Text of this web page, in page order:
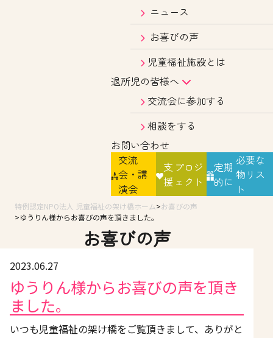
ニュース
お喜びの声
児童福祉施設とは
退所児の皆様へ
交流会に参加する
相談をする
お問い合わせ
交流
会・講
演会
支
援
プロジ
ェクト
定期
的に
必要な
物リス
ト
特例認定NPO法人 児童福祉の架け橋ホーム
お喜びの声
ゆうりん様からお喜びの声を頂きました。
お喜びの声
2023.06.27
ゆうりん様からお喜びの声を頂き
ました。
いつも児童福祉の架け橋をご覧頂きまして、ありがと